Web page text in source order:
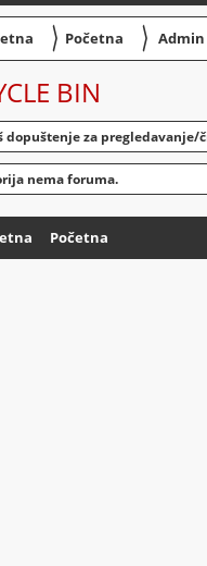
〉 Početna 〉
BIN
dopuštenje za
nema foruma.
Početna